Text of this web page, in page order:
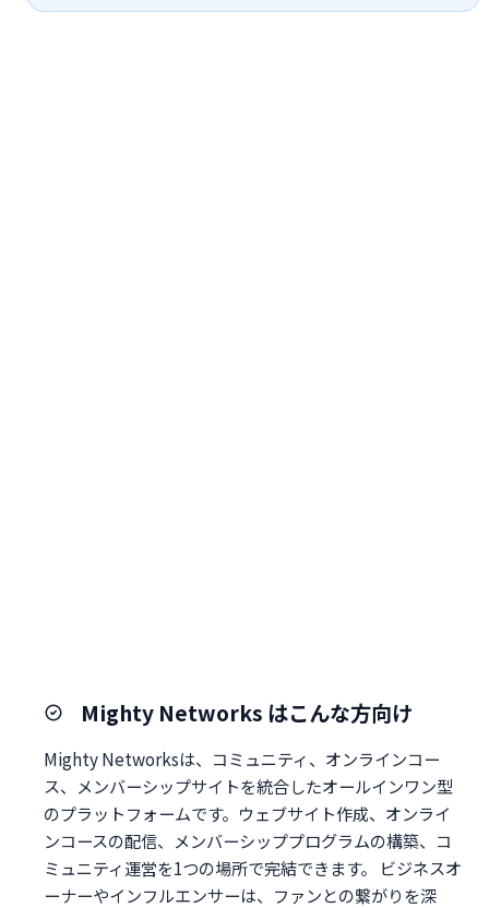
Mighty Networks はこんな方向け
Mighty Networksは、コミュニティ、オンラインコー
ス、メンバーシップサイトを統合したオールインワン型
のプラットフォームです。ウェブサイト作成、オンライ
ンコースの配信、メンバーシッププログラムの構築、コ
ミュニティ運営を1つの場所で完結できます。 ビジネスオ
ーナーやインフルエンサーは、ファンとの繋がりを深